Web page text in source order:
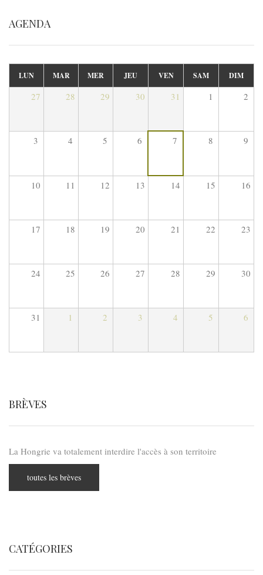
AGENDA
LUN MAR MER JEU VEN SAM DIM
27 28 29 30 31 1 2
3 4 5 6 7 8 9
10 11 12 13 14 15 16
17 18 19 20 21 22 23
24 25 26 27 28 29 30
31 1 2 3 4 5 6
BRÈVES
La Hongrie va totalement interdire l'accès à son territoire
toutes les brèves
CATÉGORIES